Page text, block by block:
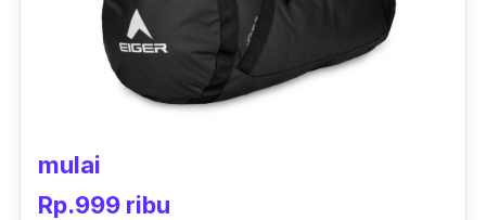
Dengan dimensi 27 x 14 x 42,5 cm dan total
kapasitas 22 liter, Shoreside Pack 22L adalah
pilihan yang ideal untuk membawa barang-
dikatakan, tas ini merupakan ransel yang
tidak hanya fungsional tetapi juga ramah
mulai
Rp.999 ribu